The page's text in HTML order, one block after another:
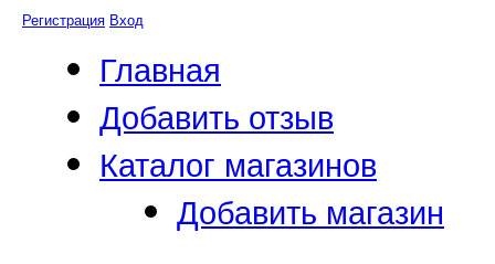
Регистрация Вход
Главная
Добавить отзыв
Каталог магазинов
Добавить магазин